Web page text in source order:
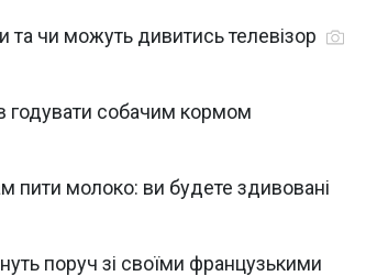
та чи можуть дивитись телевізор
годувати собачим кормом
пити молоко: ви будете здивовані
поруч зі своїми французькими